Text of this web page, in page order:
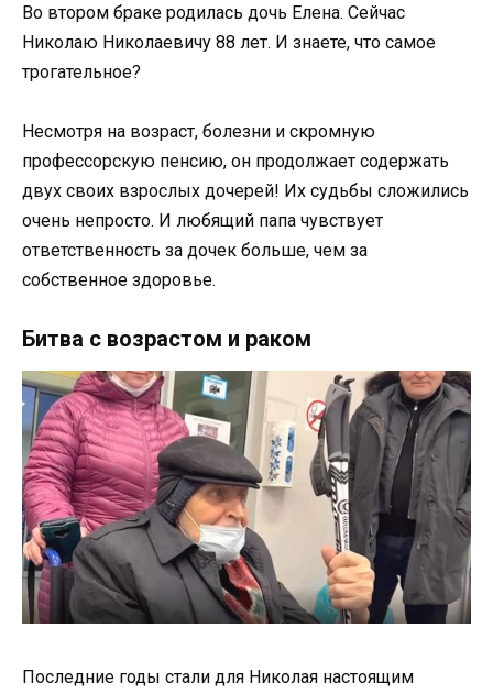
Во втором браке родилась дочь Елена. Сейчас
Николаю Николаевичу 88 лет. И знаете, что самое
трогательное?
Несмотря на возраст, болезни и скромную
профессорскую пенсию, он продолжает содержать
двух своих взрослых дочерей! Их судьбы сложились
очень непросто. И любящий папа чувствует
ответственность за дочек больше, чем за
собственное здоровье.
Битва с возрастом и раком
Последние годы стали для Николая настоящим